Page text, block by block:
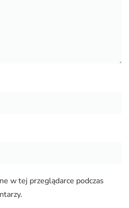
w tej przeglądarce podczas